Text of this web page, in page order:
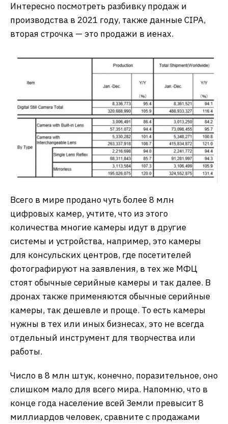
Интересно посмотреть разбивку продаж и
производства в 2021 году, также данные CIPA,
вторая строчка — это продажи в иенах.
Всего в мире продано чуть более 8 млн
цифровых камер, учтите, что из этого
количества многие камеры идут в другие
системы и устройства, например, это камеры
для консульских центров, где посетителей
фотографируют на заявления, в тех же МФЦ
стоят обычные серийные камеры и так далее. В
дронах также применяются обычные серийные
камеры, так дешевле и проще. То есть камеры
нужны в тех или иных бизнесах, это не всегда
отдельный инструмент для творчества или
работы.
Число в 8 млн штук, конечно, поразительное, оно
слишком мало для всего мира. Напомню, что в
конце года население всей Земли превысит 8
миллиардов человек, сравните с продажами